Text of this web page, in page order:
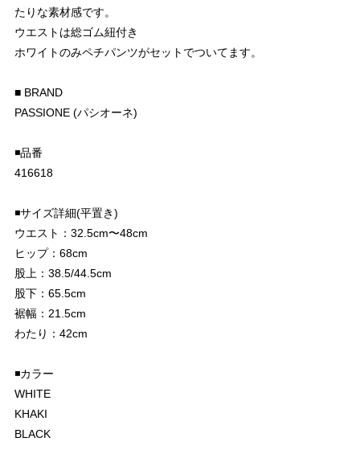
たりな素材感です。
ウエストは総ゴム紐付き
ホワイトのみペチパンツがセットでついてます。
■ BRAND
PASSIONE (パシオーネ)
◾️品番
416618
◾️サイズ詳細(平置き)
ウエスト：32.5cm〜48cm
ヒップ：68cm
股上：38.5/44.5cm
股下：65.5cm
裾幅：21.5cm
わたり：42cm
◾️カラー
WHITE
KHAKI
BLACK